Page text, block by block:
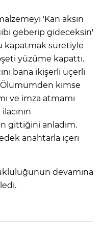
'Kan aksın
geberip gideceksin'
kapatmak suretiyle
yüzüme kapattı.
bana ikişerli üçerli
kimse
ve imza atmamı
gittiğini anladım.
anahtarla içeri
devamına